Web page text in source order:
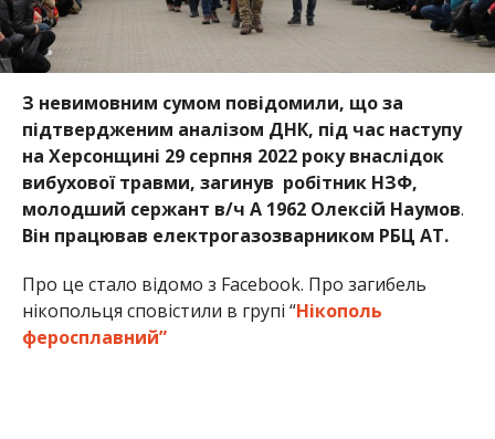
феросплавний”
Чоловік минулого року влаштувався на
підприємство, до цього багато років
відпрацювавши в АТ «ПГЗК», де був активним
учасником спортивних та шахових змагань,
очолював культмасовий сектор.
Проте навіть за цей короткий проміжок часу, який
він провів на заводі, Олексій Наумов встиг
зарекомендувати себе з гарної сторони –